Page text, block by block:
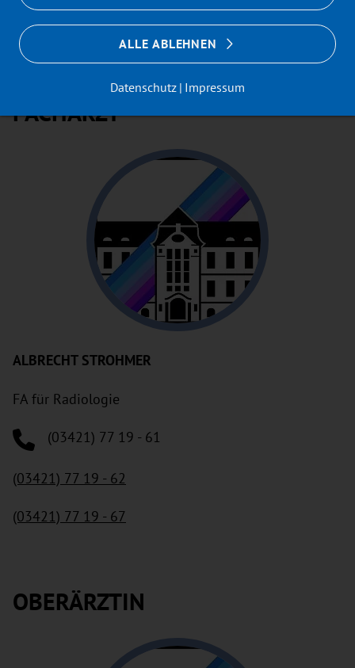
(03421) 77 19 - 67
FACHARZT
ALBRECHT STROHMER
FA für Radiologie
(03421) 77 19 - 61
(03421) 77 19 - 62
(03421) 77 19 - 67
OBERÄRZTIN
ALLE ABLEHNEN
Datenschutz Impressum